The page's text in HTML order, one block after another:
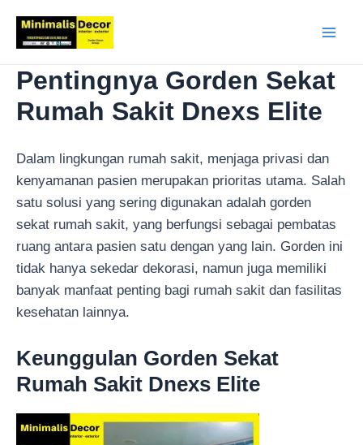
konten
Pentingnya Gorden Sekat
Rumah Sakit Dnexs Elite
Dalam lingkungan rumah sakit, menjaga privasi dan
kenyamanan pasien merupakan prioritas utama. Salah
satu solusi yang sering digunakan adalah gorden
sekat rumah sakit, yang berfungsi sebagai pembatas
ruang antara pasien satu dengan yang lain. Gorden ini
tidak hanya sekedar dekorasi, namun juga memiliki
banyak manfaat penting bagi rumah sakit dan fasilitas
kesehatan lainnya.
Keunggulan Gorden Sekat
Rumah Sakit Dnexs Elite